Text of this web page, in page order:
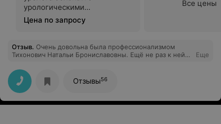
урологическими
заболеваниями
Цена по запросу
Все цены
Отзыв. Очень довольна была профессионализмом
Тихонович Натальи Брониславовны. Ещё не раз к ней
Еще
Отзывы56